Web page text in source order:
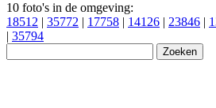
10 foto's in de omgeving:
18512 | 35772 | 17758 | 14126 | 23846 |
| 35794